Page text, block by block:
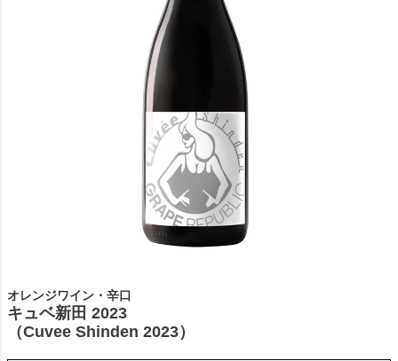
オレンジワイン・辛口
キュベ新田 2023
（Cuvee Shinden 2023）